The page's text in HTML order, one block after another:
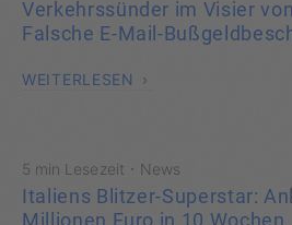
Verkehrssünder im Visier
Falsche E-Mail-
WEITERLESEN
5 min Lesezeit · News
Italiens Blitzer-Superstar:
Millionen Euro in 10 Wochen